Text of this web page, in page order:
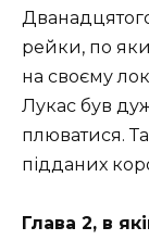
рейки, по
на своєму
Лукас був
плюватися.
підданих
Глава 2, в